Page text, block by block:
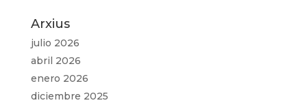
Arxius
julio 2026
abril 2026
enero 2026
diciembre 2025